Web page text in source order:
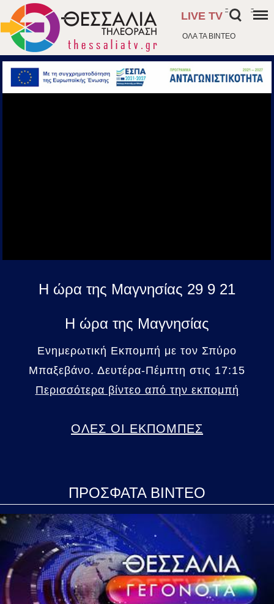
ΟΛΑ ΤΑ ΒΙΝΤΕΟ
LIVE TV
- -
Η ώρα της Μαγνησίας 29 9 21
Η ώρα της Μαγνησίας
Ενημερωτική Εκπομπή με τον Σπύρο
Μπαξεβάνο. Δευτέρα-Πέμπτη στις 17:15
Περισσότερα βίντεο από την εκπομπή
ΟΛΕΣ ΟΙ ΕΚΠΟΜΠΕΣ
ΠΡΟΣΦΑΤΑ ΒΙΝΤΕΟ